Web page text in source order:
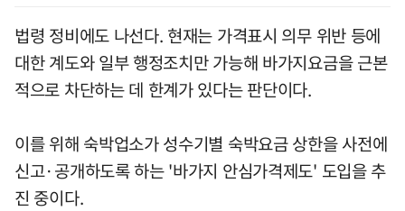
법령 정비에도 나선다. 현재는 가격표시 의무 위반 등에
대한 계도와 일부 행정조치만 가능해 바가지요금을 근본
적으로 차단하는 데 한계가 있다는 판단이다.
이를 위해 숙박업소가 성수기별 숙박요금 상한을 사전에
신고·공개하도록 하는 '바가지 안심가격제도' 도입을 추
진 중이다.